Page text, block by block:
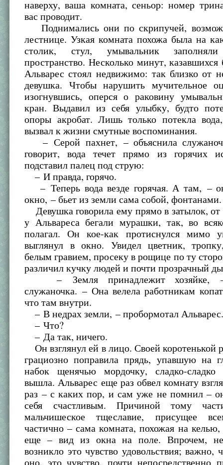
наверху, ваша комната, сеньор: номер
вас проводит.
Поднимались они по скрипучей,
лестнице. Узкая комната похожа была на
столик, стул, умывальник
пространство. Несколько минут,
Альварес стоял недвижимо: так близко от
девушка. Чтобы нарушить мучительное
изогнувшись, оперся о раковину
кран. Выдавил из себя улыбку, будто
опоры акробат. Лишь только потекла
вызвал к жизни смутные воспоминания.
– Серой пахнет, – объяснила
говорит, вода течет прямо из горячих
подставил палец под струю:
– И правда, горячо.
– Теперь вода везде горячая. А там, –
окно, – бьет из земли сама собой, фонтанами.
Девушка говорила ему прямо в затылок, от
у Альвареса бегали мурашки, так, во
полагал. Он кое-как протиснулся мимо
выглянул в окно. Увидел цветник,
белым гравием, просеку в рощице по ту
различил кучку людей и почти прозрачный
– Земля принадлежит хозяйке, –
служаночка. – Она велела работникам
что там внутри.
– В недрах земли, – пробормотал
– Что?
– Да так, ничего.
Он взглянул ей в лицо. Своей коротенькой
грациозно поправила прядь, упавшую на
набок щенячью мордочку, сладко-сладко
вышла. Альварес еще раз обвел комнату
раз – с каких пор, и сам уже не помнил –
себя счастливым. Причиной тому
мальчишеское тщеславие, присущее
частично – сама комната, похожая на
еще – вид из окна на поле. Впрочем,
возникло это чувство удовольствия; важно,
оно, это чувство, почти непосредственно